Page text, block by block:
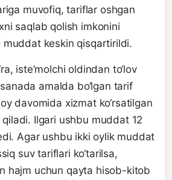
muvofiq, tariflar oshgan
saqlab qolish imkonini
muddat keskin qisqartirildi.
iste’molchi oldindan to‘lov
amalda bo‘lgan tarif
davomida xizmat ko‘rsatilgan
Ilgari ushbu muddat 12
Agar ushbu ikki oylik muddat
suv tariflari ko‘tarilsa,
hajm uchun qayta hisob-kitob